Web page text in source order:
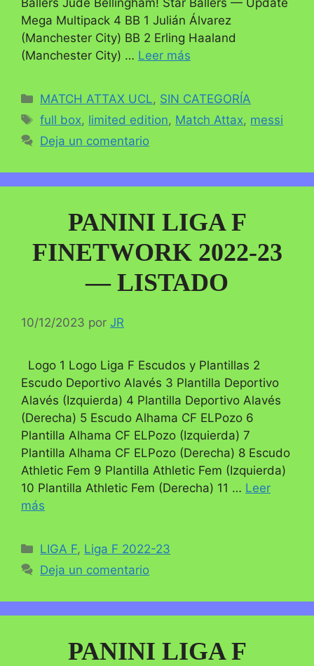
Mega Multipack 4 BB 1 Julián Álvarez
(Manchester City) BB 2 Erling Haaland
(Manchester City) … Leer más
Categorías
MATCH ATTAX UCL, SIN CATEGORÍA
Etiquetas
full box, limited edition, Match Attax, messi
Deja un comentario
PANINI LIGA F
FINETWORK 2022-23
— LISTADO
10/12/2023 por JR
Logo 1 Logo Liga F Escudos y Plantillas 2
Escudo Deportivo Alavés 3 Plantilla Deportivo
Alavés (Izquierda) 4 Plantilla Deportivo Alavés
(Derecha) 5 Escudo Alhama CF ELPozo 6
Plantilla Alhama CF ELPozo (Izquierda) 7
Plantilla Alhama CF ELPozo (Derecha) 8 Escudo
Athletic Fem 9 Plantilla Athletic Fem (Izquierda)
10 Plantilla Athletic Fem (Derecha) 11 … Leer
más
Categorías
LIGA F, Liga F 2022-23
Deja un comentario
PANINI LIGA F